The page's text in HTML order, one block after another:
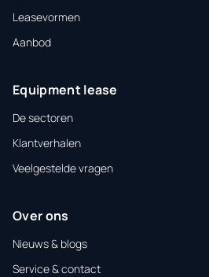
Leasevormen
Aanbod
Equipment lease
De sectoren
Klantverhalen
Veelgestelde vragen
Over ons
Nieuws & blogs
Service & contact